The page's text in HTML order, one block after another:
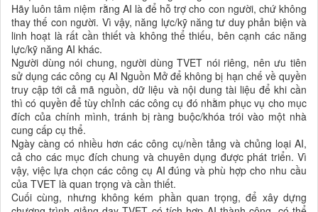
Hãy luôn tâm niệm rằng AI là để hỗ trợ cho con người, chứ không
thay thế con người. Vì vậy, năng lực/kỹ năng tư duy phản biện và
linh hoạt là rất cần thiết và không thể thiếu, bên cạnh các năng
lực/kỹ năng AI khác.
Người dùng nói chung, người dùng TVET nói riêng, nên ưu tiên
sử dụng các công cụ AI Nguồn Mở để không bị hạn chế về quyền
truy cập tới cả mã nguồn, dữ liệu và nội dung tài liệu để khi cần
thì có quyền để tùy chỉnh các công cụ đó nhằm phục vụ cho mục
đích của chính mình, tránh bị ràng buộc/khóa trói vào một nhà
cung cấp cụ thể.
Ngày càng có nhiều hơn các công cụ/nền tảng và chủng loại AI,
cả cho các mục đích chung và chuyên dụng được phát triển. Vì
vậy, việc lựa chọn các công cụ AI đúng và phù hợp cho nhu cầu
của TVET là quan trọng và cần thiết.
Cuối cùng, nhưng không kém phần quan trọng, để xây dựng